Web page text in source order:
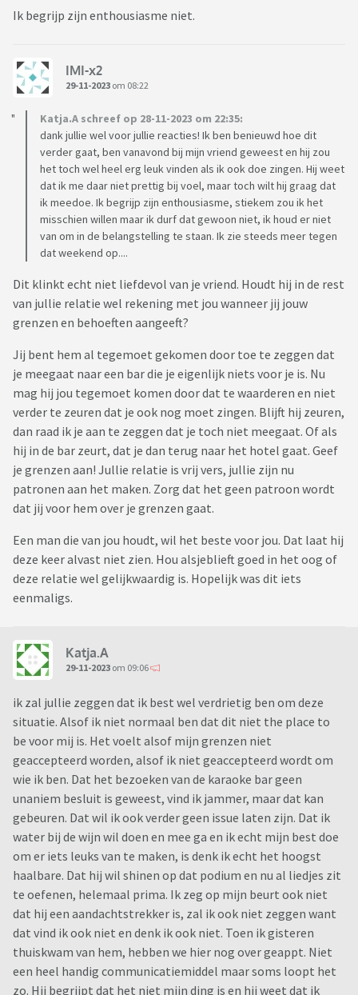
Ik begrijp zijn enthousiasme niet.
IMI-x2
29-11-2023 om 08:22
Katja.A schreef op 28-11-2023 om 22:35:
dank jullie wel voor jullie reacties! Ik ben benieuwd hoe dit
verder gaat, ben vanavond bij mijn vriend geweest en hij zou
het toch wel heel erg leuk vinden als ik ook doe zingen. Hij weet
dat ik me daar niet prettig bij voel, maar toch wilt hij graag dat
ik meedoe. Ik begrijp zijn enthousiasme, stiekem zou ik het
misschien willen maar ik durf dat gewoon niet, ik houd er niet
van om in de belangstelling te staan. Ik zie steeds meer tegen
dat weekend op....
Dit klinkt echt niet liefdevol van je vriend. Houdt hij in de rest
van jullie relatie wel rekening met jou wanneer jij jouw
grenzen en behoeften aangeeft?
Jij bent hem al tegemoet gekomen door toe te zeggen dat
je meegaat naar een bar die je eigenlijk niets voor je is. Nu
mag hij jou tegemoet komen door dat te waarderen en niet
verder te zeuren dat je ook nog moet zingen. Blijft hij zeuren,
dan raad ik je aan te zeggen dat je toch niet meegaat. Of als
hij in de bar zeurt, dat je dan terug naar het hotel gaat. Geef
je grenzen aan! Jullie relatie is vrij vers, jullie zijn nu
patronen aan het maken. Zorg dat het geen patroon wordt
dat jij voor hem over je grenzen gaat.
Een man die van jou houdt, wil het beste voor jou. Dat laat hij
deze keer alvast niet zien. Hou alsjeblieft goed in het oog of
deze relatie wel gelijkwaardig is. Hopelijk was dit iets
eenmaligs.
Katja.A
29-11-2023 om 09:06
ik zal jullie zeggen dat ik best wel verdrietig ben om deze
situatie. Alsof ik niet normaal ben dat dit niet the place to
be voor mij is. Het voelt alsof mijn grenzen niet
geaccepteerd worden, alsof ik niet geaccepteerd wordt om
wie ik ben. Dat het bezoeken van de karaoke bar geen
unaniem besluit is geweest, vind ik jammer, maar dat kan
gebeuren. Dat wil ik ook verder geen issue laten zijn. Dat ik
water bij de wijn wil doen en mee ga en ik echt mijn best doe
om er iets leuks van te maken, is denk ik echt het hoogst
haalbare. Dat hij wil shinen op dat podium en nu al liedjes zit
te oefenen, helemaal prima. Ik zeg op mijn beurt ook niet
dat hij een aandachtstrekker is, zal ik ook niet zeggen want
dat vind ik ook niet en denk ik ook niet. Toen ik gisteren
thuiskwam van hem, hebben we hier nog over geappt. Niet
een heel handig communicatiemiddel maar soms loopt het
zo. Hij begrijpt dat het niet mijn ding is en hij weet dat ik